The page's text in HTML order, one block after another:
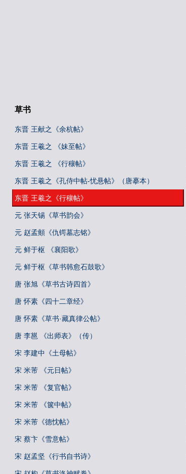
草书
东晋 王献之《余杭帖》
东晋 王羲之 《妹至帖》
东晋 王羲之 《行穰帖》
东晋 王羲之《孔侍中帖-忧悬帖》（唐摹本）
东晋 王羲之《行穰帖》
元 张天锡《草书韵会》
元 赵孟頫《仇锷墓志铭》
元 鲜于枢 《襄阳歌》
元 鲜于枢《草书韩愈石鼓歌》
唐 张旭《草书古诗四首》
唐 怀素《四十二章经》
唐 怀素《草书·藏真律公帖》
唐 李邕 《出师表》（传）
宋 李建中《土母帖》
宋 米芾 《元日帖》
宋 米芾 《复官帖》
宋 米芾 《箧中帖》
宋 米芾《德忱帖》
宋 蔡卞《雪意帖》
宋 赵孟坚《行书自书诗》